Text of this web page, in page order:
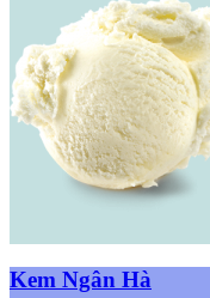
Kem Ngân Hà